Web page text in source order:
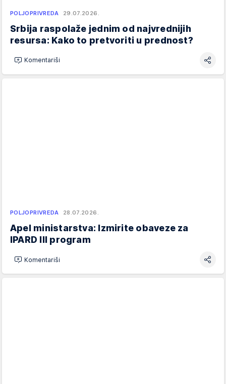
POLJOPRIVREDA 29.07.2026.
Srbija raspolaže jednim od najvrednijih
resursa: Kako to pretvoriti u prednost?
Komentariši
POLJOPRIVREDA 28.07.2026.
Apel ministarstva: Izmirite obaveze za
IPARD III program
Komentariši